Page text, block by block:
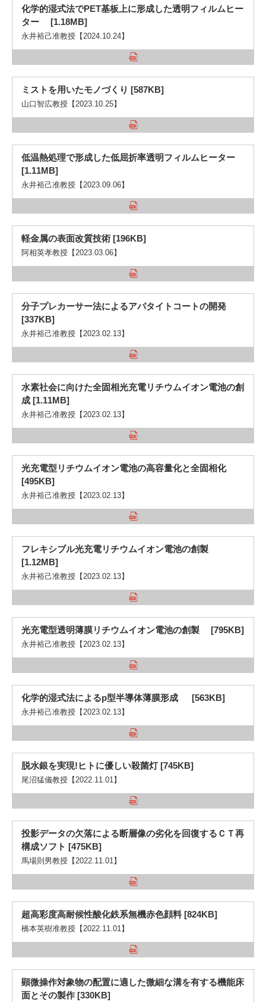
4. 航空理工学専攻特設サイト
5. 遠隔授業リンク集
6. 寄付・ご支援
化学的湿式法でPET基板上に形成した透明フィルムヒー
ター [1.18MB]
永井裕己准教授【2024.10.24】
ミストを用いたモノづくり [587KB]
山口智広教授【2023.10.25】
低温熱処理で形成した低屈折率透明フィルムヒーター
[1.11MB]
永井裕己准教授【2023.09.06】
軽金属の表面改質技術 [196KB]
阿相英孝教授【2023.03.06】
分子プレカーサー法によるアパタイトコートの開発
[337KB]
永井裕己准教授【2023.02.13】
水素社会に向けた全固相光充電リチウムイオン電池の創
成 [1.11MB]
永井裕己准教授【2023.02.13】
光充電型リチウムイオン電池の高容量化と全固相化
[495KB]
永井裕己准教授【2023.02.13】
フレキシブル光充電リチウムイオン電池の創製
[1.12MB]
永井裕己准教授【2023.02.13】
光充電型透明薄膜リチウムイオン電池の創製 [795KB]
永井裕己准教授【2023.02.13】
化学的湿式法によるp型半導体薄膜形成 [563KB]
永井裕己准教授【2023.02.13】
脱水銀を実現!ヒトに優しい殺菌灯 [745KB]
尾沼猛儀教授【2022.11.01】
投影データの欠落による断層像の劣化を回復するＣＴ再
構成ソフト [475KB]
馬場則男教授【2022.11.01】
超高彩度高耐候性酸化鉄系無機赤色顔料 [824KB]
橋本英樹准教授【2022.11.01】
顕微操作対象物の配置に適した微細な溝を有する機能床
面とその製作 [330KB]